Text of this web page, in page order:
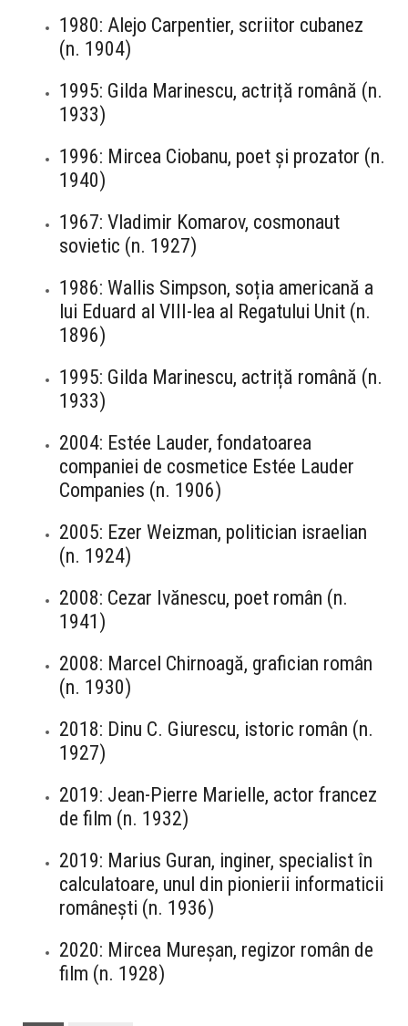
1980: Alejo Carpentier, scriitor cubanez
(n. 1904)
1995: Gilda Marinescu, actriță română (n.
1933)
1996: Mircea Ciobanu, poet și prozator (n.
1940)
1967: Vladimir Komarov, cosmonaut
sovietic (n. 1927)
1986: Wallis Simpson, soția americană a
lui Eduard al VIII-lea al Regatului Unit (n.
1896)
1995: Gilda Marinescu, actriță română (n.
1933)
2004: Estée Lauder, fondatoarea
companiei de cosmetice Estée Lauder
Companies (n. 1906)
2005: Ezer Weizman, politician israelian
(n. 1924)
2008: Cezar Ivănescu, poet român (n.
1941)
2008: Marcel Chirnoagă, grafician român
(n. 1930)
2018: Dinu C. Giurescu, istoric român (n.
1927)
2019: Jean-Pierre Marielle, actor francez
de film (n. 1932)
2019: Marius Guran, inginer, specialist în
calculatoare, unul din pionierii informaticii
românești (n. 1936)
2020: Mircea Mureșan, regizor român de
film (n. 1928)